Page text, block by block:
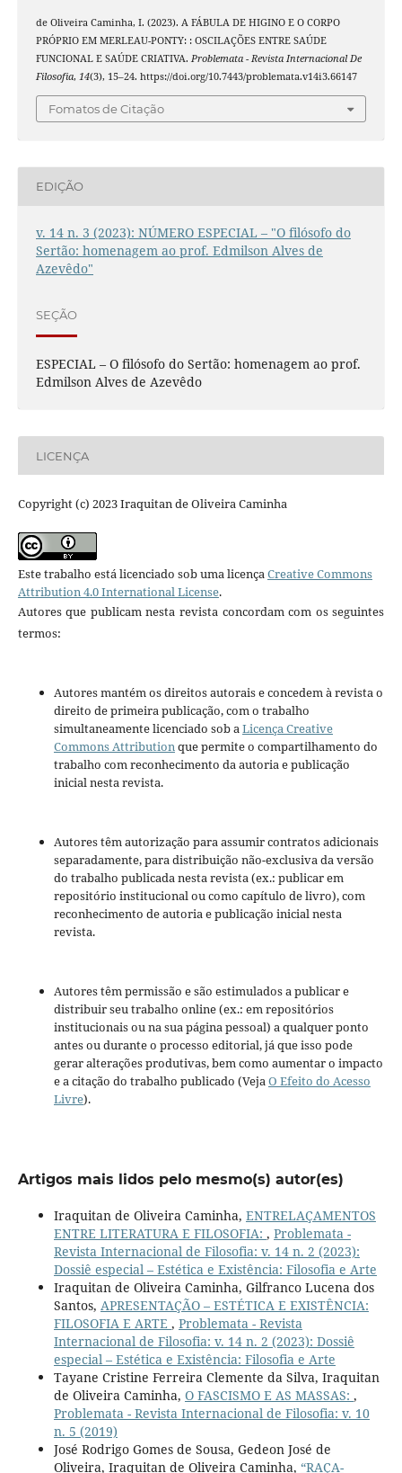
de Oliveira Caminha, I. (2023). A FÁBULA DE HIGINO E O CORPO
PRÓPRIO EM MERLEAU-PONTY: : OSCILAÇÕES ENTRE SAÚDE
FUNCIONAL E SAÚDE CRIATIVA. Problemata - Revista Internacional De
Filosofia, 14(3), 15–24. https://doi.org/10.7443/problemata.v14i3.66147
Fomatos de Citação
EDIÇÃO
v. 14 n. 3 (2023): NÚMERO ESPECIAL – "O filósofo do
Sertão: homenagem ao prof. Edmilson Alves de
Azevêdo"
SEÇÃO
ESPECIAL – O filósofo do Sertão: homenagem ao prof.
Edmilson Alves de Azevêdo
LICENÇA
Copyright (c) 2023 Iraquitan de Oliveira Caminha
Este trabalho está licenciado sob uma licençaCreative Commons
Attribution 4.0 International License.
Autores que publicam nesta revista concordam com os seguintes
termos:
Autores mantém os direitos autorais e concedem à revista o
direito de primeira publicação, com o trabalho
simultaneamente licenciado sob aLicença Creative
Commons Attributionque permite o compartilhamento do
trabalho com reconhecimento da autoria e publicação
inicial nesta revista.
Autores têm autorização para assumir contratos adicionais
separadamente, para distribuição não-exclusiva da versão
do trabalho publicada nesta revista (ex.: publicar em
repositório institucional ou como capítulo de livro), com
reconhecimento de autoria e publicação inicial nesta
revista.
Autores têm permissão e são estimulados a publicar e
distribuir seu trabalho online (ex.: em repositórios
institucionais ou na sua página pessoal) a qualquer ponto
antes ou durante o processo editorial, já que isso pode
gerar alterações produtivas, bem como aumentar o impacto
e a citação do trabalho publicado (VejaO Efeito do Acesso
Livre).
Artigos mais lidos pelo mesmo(s) autor(es)
Iraquitan de Oliveira Caminha, ENTRELAÇAMENTOS
ENTRE LITERATURA E FILOSOFIA: , Problemata -
Revista Internacional de Filosofia: v. 14 n. 2 (2023):
Dossiê especial – Estética e Existência: Filosofia e Arte
Iraquitan de Oliveira Caminha, Gilfranco Lucena dos
Santos, APRESENTAÇÃO – ESTÉTICA E EXISTÊNCIA:
FILOSOFIA E ARTE , Problemata - Revista
Internacional de Filosofia: v. 14 n. 2 (2023): Dossiê
especial – Estética e Existência: Filosofia e Arte
Tayane Cristine Ferreira Clemente da Silva, Iraquitan
de Oliveira Caminha, O FASCISMO E AS MASSAS: ,
Problemata - Revista Internacional de Filosofia: v. 10
n. 5 (2019)
José Rodrigo Gomes de Sousa, Gedeon José de
Oliveira, Iraquitan de Oliveira Caminha, “RAÇA-